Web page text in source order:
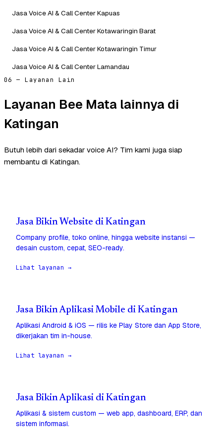
Jasa Voice AI & Call Center Kapuas
Jasa Voice AI & Call Center Kotawaringin Barat
Jasa Voice AI & Call Center Kotawaringin Timur
Jasa Voice AI & Call Center Lamandau
06 — Layanan Lain
Layanan Bee Mata lainnya di
Katingan
Butuh lebih dari sekadar voice AI? Tim kami juga siap
membantu di Katingan.
Jasa Bikin Website di Katingan
Company profile, toko online, hingga website instansi —
desain custom, cepat, SEO-ready.
Lihat layanan →
Jasa Bikin Aplikasi Mobile di Katingan
Aplikasi Android & iOS — rilis ke Play Store dan App Store,
dikerjakan tim in-house.
Lihat layanan →
Jasa Bikin Aplikasi di Katingan
Aplikasi & sistem custom — web app, dashboard, ERP, dan
sistem informasi.